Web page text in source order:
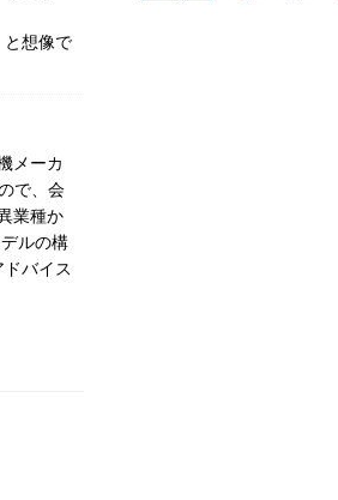
と想像で
メーカ
で、会
業種か
ルの構
バイス